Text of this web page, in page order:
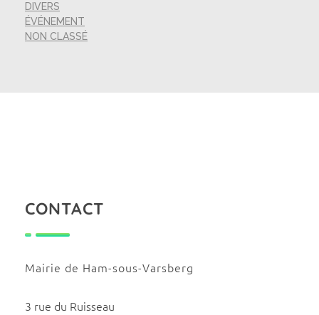
DIVERS
ÉVÉNEMENT
NON CLASSÉ
CONTACT
Mairie de Ham-sous-Varsberg
3 rue du Ruisseau